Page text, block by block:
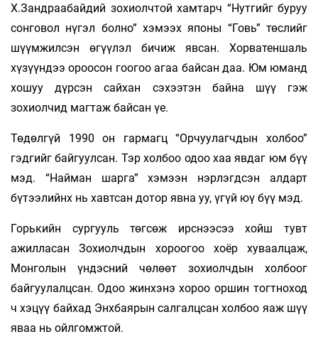
Х.Зандраабайдий зохиолчтой хамтарч “Нутгийг буруу
сонговол нүгэл болно” хэ­мээх японы “Говь” төслийг
шүүмжилсэн өгүүлэл бичиж явсан. Хорватеншаль
хүзүүндээ ороосон гоогоо агаа байсан даа. Юм юманд
хошуу дүрсэн сайхан сэхээтэн байна шүү гэж
зохиолчид магтаж байсан үе.
Төдөлгүй 1990 он гармагц “Орчуулагчдын холбоо”
гэдгийг байгуулсан. Тэр холбоо одоо хаа явдаг юм бүү
мэд. “Найман шарга” хэмээн нэрлэгдсэн алдарт
бүтээлийнх нь хавтсан дотор явна уу, үгүй юү бүү мэд.
Горькийн сургууль төгсөж ирснээсээ хойш тувт
ажилласан Зохиолчдын хороогоо хоёр хуваалцаж,
Монголын үндэсний чөлөөт зохиолчдын холбоог
байгуулалцсан. Одоо жинхэнэ хороо оршин тогтноход
ч хэцүү байхад Энхбаярын салгалцсан холбоо яаж шүү
яваа нь ойлгомжтой.